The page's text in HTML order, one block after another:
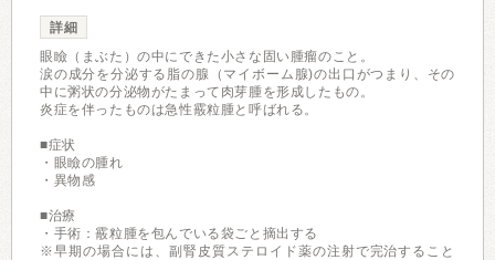
詳細
眼瞼（まぶた）の中にできた小さな固い腫瘤のこと。
涙の成分を分泌する脂の腺（マイボーム腺)の出口がつまり、その
中に粥状の分泌物がたまって肉芽腫を形成したもの。
炎症を伴ったものは急性霰粒腫と呼ばれる。
■症状
・眼瞼の腫れ
・異物感
■治療
・手術：霰粒腫を包んでいる袋ごと摘出する
※早期の場合には、副腎皮質ステロイド薬の注射で完治すること